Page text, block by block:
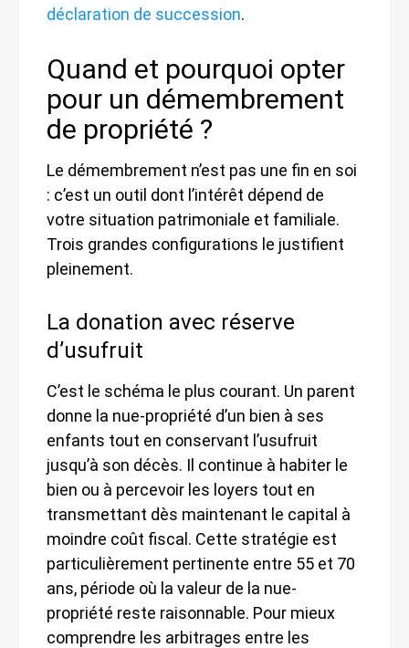
déclaration de succession.
Quand et pourquoi opter
pour un démembrement
de propriété ?
Le démembrement n’est pas une fin en soi
: c’est un outil dont l’intérêt dépend de
votre situation patrimoniale et familiale.
Trois grandes configurations le justifient
pleinement.
La donation avec réserve
d’usufruit
C’est le schéma le plus courant. Un parent
donne la nue-propriété d’un bien à ses
enfants tout en conservant l’usufruit
jusqu’à son décès. Il continue à habiter le
bien ou à percevoir les loyers tout en
transmettant dès maintenant le capital à
moindre coût fiscal. Cette stratégie est
particulièrement pertinente entre 55 et 70
ans, période où la valeur de la nue-
propriété reste raisonnable. Pour mieux
comprendre les arbitrages entre les